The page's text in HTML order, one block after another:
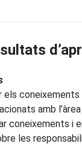
els
amb l’àrea
coneixements i
les